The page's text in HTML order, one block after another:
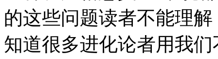
的这些问题读者不能理
知道很多进化论者用我